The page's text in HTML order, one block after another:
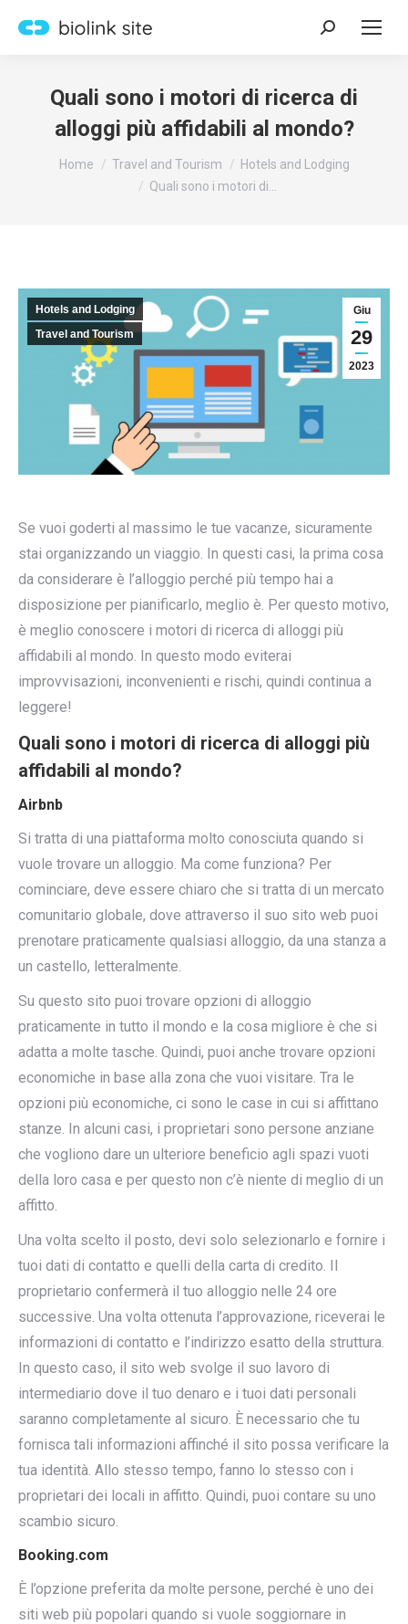
Search:
Quali sono i motori di ricerca di
alloggi più affidabili al mondo?
You are here:
Home Travel and Tourism
Hotels and Lodging
Quali sono i motori di…
Giu
29
2023
Hotels and Lodging
Travel and Tourism
Se vuoi goderti al massimo le tue vacanze, sicuramente
stai organizzando un viaggio. In questi casi, la prima cosa
da considerare è l’alloggio perché più tempo hai a
disposizione per pianificarlo, meglio è. Per questo motivo,
è meglio conoscere i motori di ricerca di alloggi più
affidabili al mondo. In questo modo eviterai
improvvisazioni, inconvenienti e rischi, quindi continua a
leggere!
Quali sono i motori di ricerca di alloggi più
affidabili al mondo?
Airbnb
Si tratta di una piattaforma molto conosciuta quando si
vuole trovare un alloggio. Ma come funziona? Per
cominciare, deve essere chiaro che si tratta di un mercato
comunitario globale, dove attraverso il suo sito web puoi
prenotare praticamente qualsiasi alloggio, da una stanza a
un castello, letteralmente.
Su questo sito puoi trovare opzioni di alloggio
praticamente in tutto il mondo e la cosa migliore è che si
adatta a molte tasche. Quindi, puoi anche trovare opzioni
economiche in base alla zona che vuoi visitare. Tra le
opzioni più economiche, ci sono le case in cui si affittano
stanze. In alcuni casi, i proprietari sono persone anziane
che vogliono dare un ulteriore beneficio agli spazi vuoti
della loro casa e per questo non c’è niente di meglio di un
affitto.
Una volta scelto il posto, devi solo selezionarlo e fornire i
tuoi dati di contatto e quelli della carta di credito. Il
proprietario confermerà il tuo alloggio nelle 24 ore
successive. Una volta ottenuta l’approvazione, riceverai le
informazioni di contatto e l’indirizzo esatto della struttura.
In questo caso, il sito web svolge il suo lavoro di
intermediario dove il tuo denaro e i tuoi dati personali
saranno completamente al sicuro. È necessario che tu
fornisca tali informazioni affinché il sito possa verificare la
tua identità. Allo stesso tempo, fanno lo stesso con i
proprietari dei locali in affitto. Quindi, puoi contare su uno
scambio sicuro.
Booking.com
È l’opzione preferita da molte persone, perché è uno dei
siti web più popolari quando si vuole soggiornare in